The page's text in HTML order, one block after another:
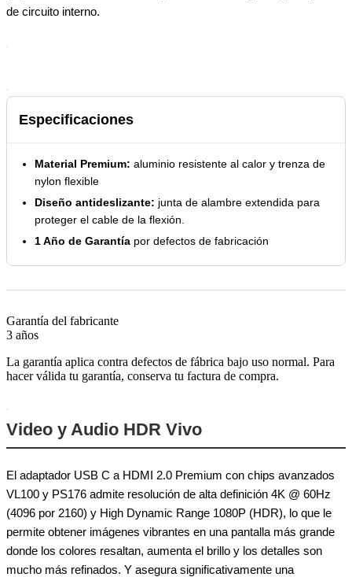
de circuito interno.
Especificaciones
Material Premium: aluminio resistente al calor y trenza de
nylon flexible
Diseño antideslizante: junta de alambre extendida para
proteger el cable de la flexión.
1 Año de Garantía por defectos de fabricación
Garantía del fabricante
3 años
La garantía aplica contra defectos de fábrica bajo uso normal. Para
hacer válida tu garantía, conserva tu factura de compra.
Video y Audio HDR Vivo
El adaptador USB C a HDMI 2.0 Premium con chips avanzados
VL100 y PS176 admite resolución de alta definición 4K @ 60Hz
(4096 por 2160) y High Dynamic Range 1080P (HDR), lo que le
permite obtener imágenes vibrantes en una pantalla más grande
donde los colores resaltan, aumenta el brillo y los detalles son
mucho más refinados. Y asegura significativamente una